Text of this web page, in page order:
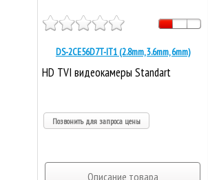
DS-2CE56D7T-IT1 (2.8mm, 3.6mm, 6mm)
HD TVI видеокамеры Standart
Позвонить для запроса цены
Описание товара